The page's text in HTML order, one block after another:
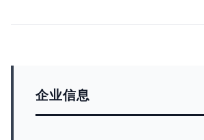
企业信息